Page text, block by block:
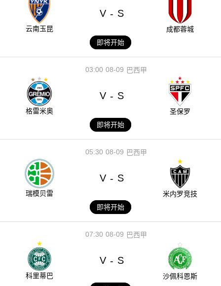
云南玉昆
V - S
成都蓉城
即将开始
08-09
03:00 巴西甲
格雷米奥
V - S
圣保罗
即将开始
08-09
05:30 巴西甲
瑞模贝雷
V - S
米内罗竞技
即将开始
08-09
07:30 巴西甲
科里蒂巴
V - S
沙佩科恩斯